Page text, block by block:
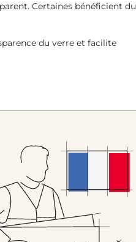
Certaines bénéficient du
du verre et facilite